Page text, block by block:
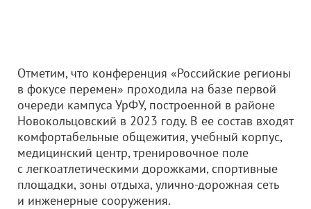
Отметим, что конференция «Российские регионы
в фокусе перемен» проходила на базе первой
очереди кампуса УрФУ, построенной в районе
Новокольцовский в 2023 году. В ее состав входят
комфортабельные общежития, учебный корпус,
медицинский центр, тренировочное поле
с легкоатлетическими дорожками, спортивные
площадки, зоны отдыха, улично-дорожная сеть
и инженерные сооружения.